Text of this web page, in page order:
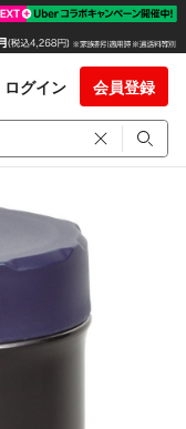
ログイン 会員登録